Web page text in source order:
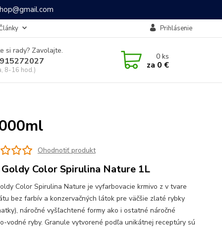
Prihlásenie
si rady? Zavolajte.
8-16 hod.)
0ks
za 0 €
Ohodnotiť produkt
Goldy Color Spirulina Nature 1L
Color Spirulina Nature je vyfarbovacie krmivo z v tvare
bez farbív a konzervačných látok pre väčšie zlaté rybky
náročné vyšľachtené formy ako i ostatné náročné
vodné ryby. Granule vytvorené podľa unikátnej receptúry sú